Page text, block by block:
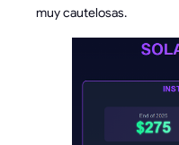
muy cautelosas.